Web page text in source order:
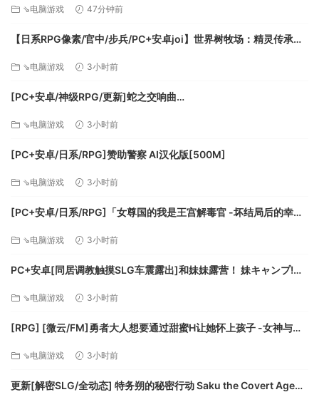
⇘电脑游戏 47分钟前
【日系RPG像素/官中/步兵/PC+安卓joi】世界树牧场：精灵传承
ムと世界樹の牧場～ 官方中文步兵版【1.26G】
⇘电脑游戏 3小时前
[PC+安卓/神级RPG/更新]蛇之交响曲
⇘电脑游戏 3小时前
[PC+安卓/日系/RPG]赞助警察 AI汉化版[500M]
⇘电脑游戏 3小时前
[PC+安卓/日系/RPG]「女尊国的我是王宫解毒官 -坏结局后的幸福
⇘电脑游戏 3小时前
PC+安卓[同居调教触摸SLG车震露出]和妹妹露营！ 妹キャンプ!
⇘电脑游戏 3小时前
[RPG] [微云/FM]勇者大人想要通过甜蜜H让她怀上孩子 -女神与淫
⇘电脑游戏 3小时前
更新[解密SLG/全动态] 特务朔的秘密行动 Saku the Covert Agent